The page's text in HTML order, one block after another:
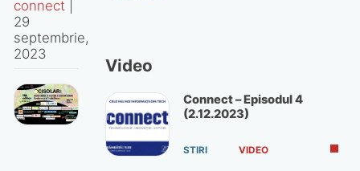
connect
29
septembrie,
2023
Video
Connect – Episodul 4
(2.12.2023)
STIRI VIDEO